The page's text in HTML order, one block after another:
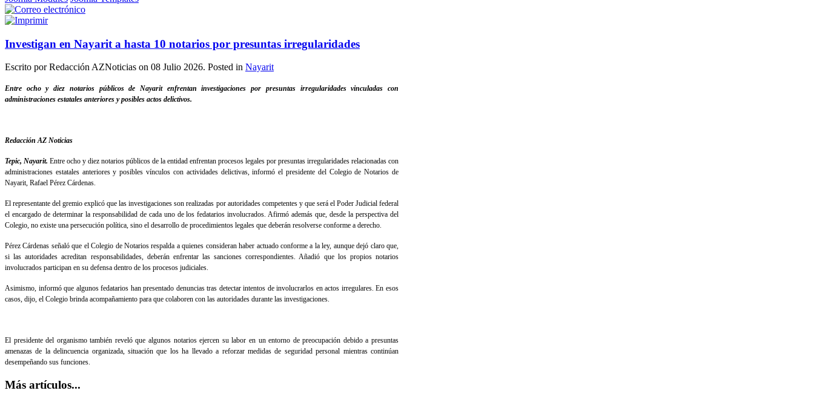
Investigan en Nayarit a hasta 10 notarios por presuntas irregularidades
Escrito por Redacción AZNoticias on 08 Julio 2026. Posted in Nayarit
Entre ocho y diez notarios públicos de Nayarit enfrentan investigaciones por presuntas irregularidades vinculadas con
administraciones estatales anteriores y posibles actos delictivos.
Redacción AZ Noticias
Tepic, Nayarit. Entre ocho y diez notarios públicos de la entidad enfrentan procesos legales por presuntas irregularidades relacionadas con
administraciones estatales anteriores y posibles vínculos con actividades delictivas, informó el presidente del Colegio de Notarios de
Nayarit, Rafael Pérez Cárdenas.
El representante del gremio explicó que las investigaciones son realizadas por autoridades competentes y que será el Poder Judicial federal
el encargado de determinar la responsabilidad de cada uno de los fedatarios involucrados. Afirmó además que, desde la perspectiva del
Colegio, no existe una persecución política, sino el desarrollo de procedimientos legales que deberán resolverse conforme a derecho.
Pérez Cárdenas señaló que el Colegio de Notarios respalda a quienes consideran haber actuado conforme a la ley, aunque dejó claro que,
si las autoridades acreditan responsabilidades, deberán enfrentar las sanciones correspondientes. Añadió que los propios notarios
involucrados participan en su defensa dentro de los procesos judiciales.
Asimismo, informó que algunos fedatarios han presentado denuncias tras detectar intentos de involucrarlos en actos irregulares. En esos
casos, dijo, el Colegio brinda acompañamiento para que colaboren con las autoridades durante las investigaciones.
El presidente del organismo también reveló que algunos notarios ejercen su labor en un entorno de preocupación debido a presuntas
amenazas de la delincuencia organizada, situación que los ha llevado a reforzar medidas de seguridad personal mientras continúan
desempeñando sus funciones.
Más artículos...